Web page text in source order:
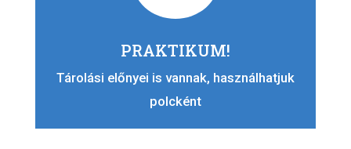
PRAKTIKUM!
Tárolási előnyei is vannak, használhatjuk
polcként